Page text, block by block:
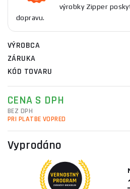
výrobky Zipper
dopravu.
VÝROBCA
ZÁRUKA
KÓD TOVARU
CENA S DPH
BEZ DPH
PRI PLATBE VOPRED
Vyprodáno